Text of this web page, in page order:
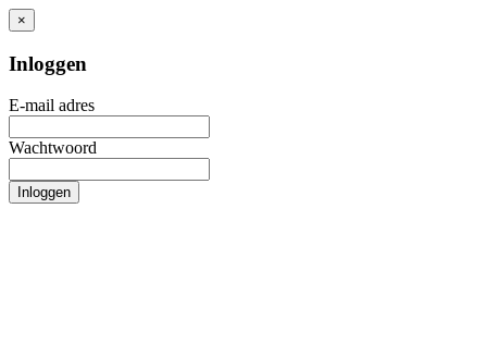
×
Inloggen
E-mail adres
Wachtwoord
Inloggen